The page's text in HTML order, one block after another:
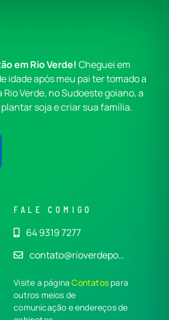
em Rio Verde! Cheguei em
idade após meu pai ter tomado a
Verde, no Sudoeste goiano, a
soja e criar sua família.
FALE COMIGO
64 9319 7277
contato@rioverdepo…
Visite a páginaContatos para
outros meios de
comunicação e endereços de